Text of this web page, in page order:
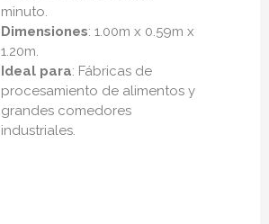
minuto.
Dimensiones: 1.00m x 0.59m x
1.20m.
Ideal para: Fábricas de
procesamiento de alimentos y
grandes comedores
industriales.